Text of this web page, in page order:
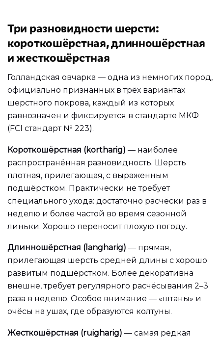
Три разновидности шерсти:
короткошёрстная, длинношёрстная
и жесткошёрстная
Голландская овчарка — одна из немногих пород,
официально признанных в трёх вариантах
шерстного покрова, каждый из которых
равнозначен и фиксируется в стандарте МКФ
(FCI стандарт № 223).
Короткошёрстная (kortharig) — наиболее
распространённая разновидность. Шерсть
плотная, прилегающая, с выраженным
подшёрстком. Практически не требует
специального ухода: достаточно расчёски раз в
неделю и более частой во время сезонной
линьки. Хорошо переносит плохую погоду.
Длинношёрстная (langharig) — прямая,
прилегающая шерсть средней длины с хорошо
развитым подшёрстком. Более декоративна
внешне, требует регулярного расчёсывания 2–3
раза в неделю. Особое внимание — «штаны» и
очёсы на ушах, где образуются колтуны.
Жесткошёрстная (ruigharig) — самая редкая